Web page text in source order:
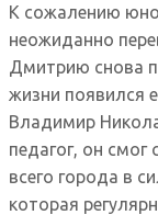
К сожалению
неожиданно
Дмитрию снова
жизни появился
Владимир
педагог, он
всего города в
которая